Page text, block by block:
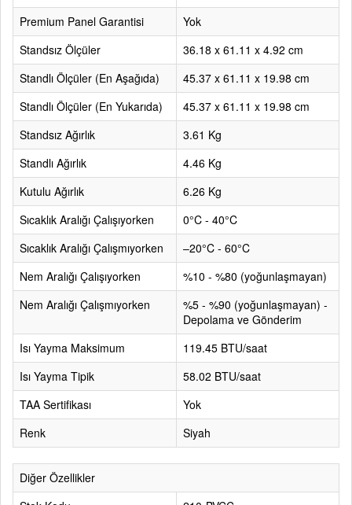
Premium Panel Garantisi
Yok
Standsız Ölçüler
36.18 x 61.11 x 4.92 cm
Standlı Ölçüler (En Aşağıda)
45.37 x 61.11 x 19.98 cm
Standlı Ölçüler (En Yukarıda)
45.37 x 61.11 x 19.98 cm
Standsız Ağırlık
3.61 Kg
Standlı Ağırlık
4.46 Kg
Kutulu Ağırlık
6.26 Kg
Sıcaklık Aralığı Çalışıyorken
0°C - 40°C
Sıcaklık Aralığı Çalışmıyorken
–20°C - 60°C
Nem Aralığı Çalışıyorken
%10 - %80 (yoğunlaşmayan)
Nem Aralığı Çalışmıyorken
%5 - %90 (yoğunlaşmayan) -
Depolama ve Gönderim
Isı Yayma Maksimum
119.45 BTU/saat
Isı Yayma Tipik
58.02 BTU/saat
TAA Sertifikası
Yok
Renk
Siyah
Diğer Özellikler